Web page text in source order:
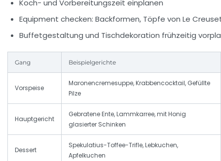
Koch- und Vorbereitungszeit einplanen
Equipment checken: Backformen, Töpfe von Le
Buffetgestaltung und Tischdekoration frühzeitig
Gang Beispielgerichte
Vorspeise
Maronencremesuppe, Krabbencocktail, Gefüllte
Pilze
Hauptgericht
Gebratene Ente, Lammkarree, mit Honig
glasierter Schinken
Dessert
Spekulatius-Toffee-Trifle, Lebkuchen,
Apfelkuchen